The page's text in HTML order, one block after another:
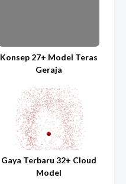
Konsep 27+ Model Teras
Geraja
Gaya Terbaru 32+ Cloud
Model